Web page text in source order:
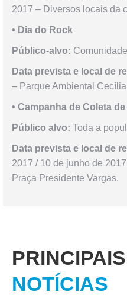
2017 – Diversos locais da
• Dia do Rock
Público-alvo:
Data prevista e local de
– Parque Ambiental
• Campanha de Coleta
Público alvo: Toda a
Data prevista e local de
2017 / 10 de junho de
Praça Presidente Vargas.
PRINCIPAIS
NOTÍCIAS